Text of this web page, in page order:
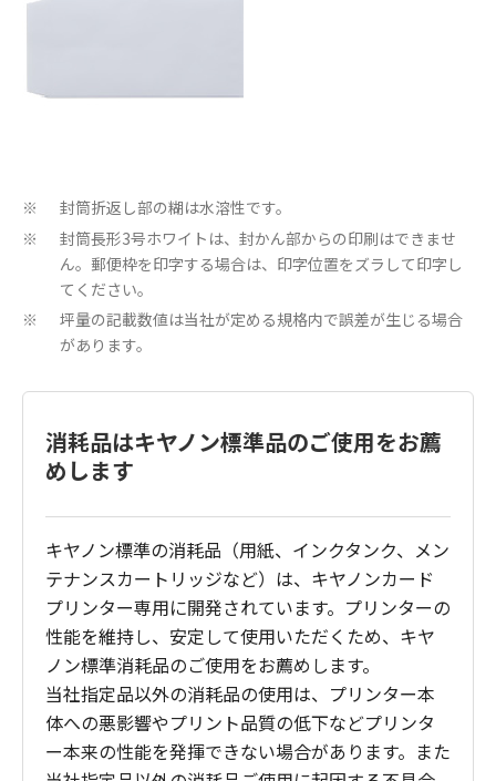
※ 封筒折返し部の糊は水溶性です。
※
封筒長形3号ホワイトは、封かん部からの印刷はできませ
ん。郵便枠を印字する場合は、印字位置をズラして印字し
てください。
※
坪量の記載数値は当社が定める規格内で誤差が生じる場合
があります。
消耗品はキヤノン標準品のご使用をお薦
めします
キヤノン標準の消耗品（用紙、インクタンク、メン
テナンスカートリッジなど）は、キヤノンカード
プリンター専用に開発されています。プリンターの
性能を維持し、安定して使用いただくため、キヤ
ノン標準消耗品のご使用をお薦めします。
当社指定品以外の消耗品の使用は、プリンター本
体への悪影響やプリント品質の低下などプリンタ
ー本来の性能を発揮できない場合があります。また